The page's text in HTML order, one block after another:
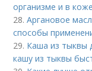
организме и в коже
28.Аргановое
способы
29. Каша из тыквы
кашу из тыквы